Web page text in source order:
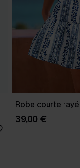
Robe courte
39,00 €